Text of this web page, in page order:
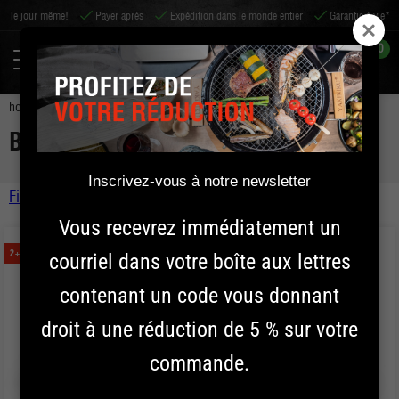
Payer après Expédition dans le monde entier Garantie à vie*
0
home épices bbq rub
BBQ RUB
Filtre
Prix
Kamado
Shichirin
Accessoires
Épices
2+2 GRATUITS ! 2+2 GRATUITS !
Inscrivez-vous à notre newsletter
Vous recevrez immédiatement un
courriel dans votre boîte aux lettres
contenant un code vous donnant
droit à une réduction de 5 % sur votre
commande.